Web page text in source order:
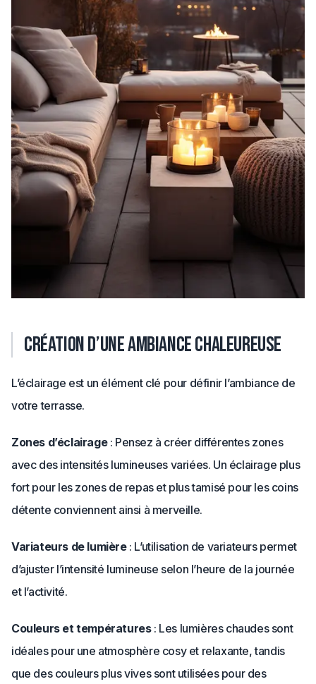
Création d’une ambiance chaleureuse
L’éclairage est un élément clé pour définir l’ambiance de
votre terrasse.
Zones d’éclairage: Pensez à créer différentes zones
avec des intensités lumineuses variées. Un éclairage plus
fort pour les zones de repas et plus tamisé pour les coins
détente conviennent ainsi à merveille.
Variateurs de lumière: L’utilisation de variateurs permet
d’ajuster l’intensité lumineuse selon l’heure de la journée
et l’activité.
Couleurs et températures: Les lumières chaudes sont
idéales pour une atmosphère cosy et relaxante, tandis
que des couleurs plus vives sont utilisées pour des